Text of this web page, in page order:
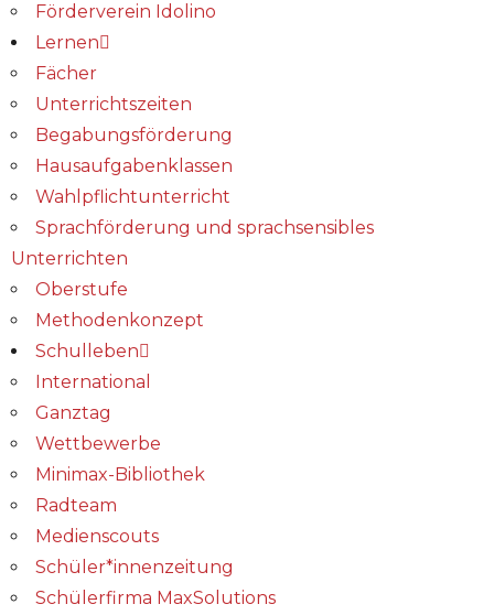
Förderverein Idolino
Lernen
Fächer
Unterrichtszeiten
Begabungs­förderung
Hausaufgabenklassen
Wahlpflichtunterricht
Sprachförderung und sprachsensibles
Unterrichten
Oberstufe
Methodenkonzept
Schulleben
International
Ganztag
Wettbewerbe
Minimax-Bibliothek​
Radteam
Medienscouts
Schüler*innenzeitung
Schülerfirma MaxSolutions